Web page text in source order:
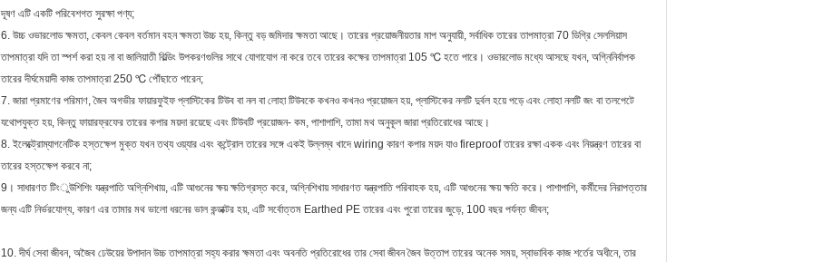
দূষণ এটি একটি পরিবেশগত সুরক্ষা পণ্য;
6. উচ্চ ওভারলোড ক্ষমতা, কেবল কেবল বর্তমান বহন ক্ষমতা উচ্চ হয়, কিন্তু বড় জমিদার ক্ষমতা আছে। তারের প্রয়োজনীয়তার মাপ অনুযায়ী, সর্বাধিক তারের তাপমাত্রা 70 ডিগ্রি সেলসিয়াস
তাপমাত্রা যদি তা স্পর্শ করা হয় না বা জালিয়াতী বিল্ডিং উপকরণগুলির সাথে যোগাযোগ না করে তবে তারের কক্ষের তাপমাত্রা 105 ℃ হতে পারে। ওভারলোড মধ্যে আসছে যখন, অগ্নিনির্বাপক
তারের দীর্ঘমেয়াদী কাজ তাপমাত্রা 250 ℃ পৌঁছাতে পারেন;
7. জারা প্রমাণের পরিমাণ, জৈব অগভীর ফায়ারফুইফ প্লাস্টিকের টিউব বা নল বা লোহা টিউবকে কখনও কখনও প্রয়োজন হয়, প্লাস্টিকের নলটি দুর্বল হয়ে পড়ে এবং লোহা নলটি জং বা তলপেটে
যথোপযুক্ত হয়, কিন্তু ফায়ারফ্রফের তারের কপার ময়দা রয়েছে এবং টিউবটি প্রয়োজন- কম, পাশাপাশি, তামা মথ অনুকূল জারা প্রতিরোধের আছে।
8. ইলেক্ট্রোম্যাগনেটিক হস্তক্ষেপ মুক্ত যখন তথ্য ওয়্যার এবং কন্ট্রোল তারের সঙ্গে একই উল্লম্ব খাদে wiring কারণ কপার ময়দ যাও fireproof তারের রক্ষা একক এবং নিয়ন্ত্রণ তারের বা
তারের হস্তক্ষেপ করবে না;
9। সাধারণত টিংুউশিশিং যন্ত্রপাতি অগ্নিশিখায়, এটি আগুনের ক্ষয় ক্ষতিগ্রস্ত করে, অগ্নিশিখায় সাধারণত যন্ত্রপাতি পরিবাহক হয়, এটি আগুনের ক্ষয় ক্ষতি করে। পাশাপাশি, কর্মীদের নিরাপত্তার
জন্য এটি নির্ভরযোগ্য, কারণ এর তামার মথ ভালো ধরনের ভাল কন্ডাক্টর হয়, এটি সর্বোত্তম Earthed PE তারের এবং পুরো তারের জুড়ে, 100 বছর পর্যন্ত জীবন;
10. দীর্ঘ সেবা জীবন, অজৈব ঢেউয়ের উপাদান উচ্চ তাপমাত্রা সহ্য করার ক্ষমতা এবং অবনতি প্রতিরোধের তার সেবা জীবন জৈব উত্তাপ তারের অনেক সময়, স্বাভাবিক কাজ শর্তের অধীনে, তার